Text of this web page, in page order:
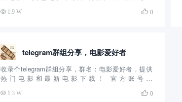
@MFSJDY 群组介绍：这个电报电影资源创建的时间
挺长的，算是比较早的电影群了，主要提供三级电
1.9 W  0
telegram群组分享，电影爱好者
收录个telegram群组分享，群名：电影爱好者，提供
热门电影和最新电影下载！ 官方账号：
@MovieAnywhere 群组介绍：这个telegram群是前段
时间粉丝投稿的，算是老群了，主要分享电影下载
1.3 W  0